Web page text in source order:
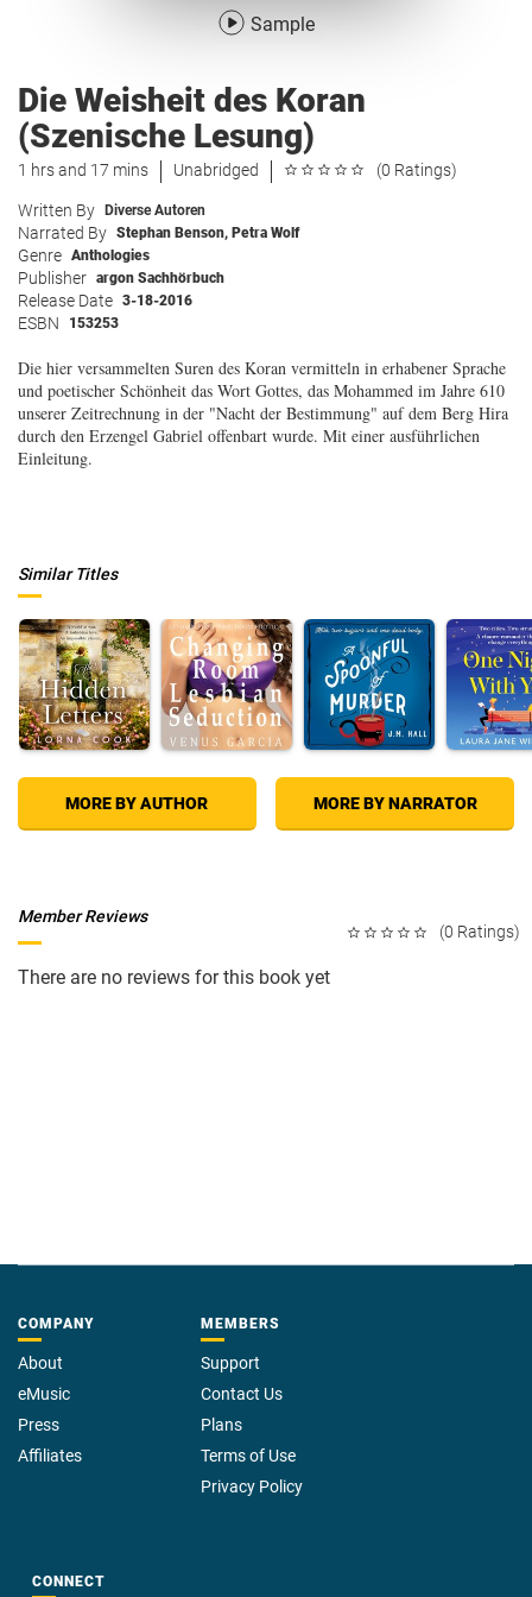
Sample
Die Weisheit des Koran
(Szenische Lesung)
1 hrs and 17 mins Unabridged (0 Ratings)
Written By Diverse Autoren
Narrated By Stephan Benson, Petra Wolf
Genre Anthologies
Publisher argon Sachhörbuch
Release Date 3-18-2016
ESBN 153253
Die hier versammelten Suren des Koran vermitteln in erhabener Sprache
und poetischer Schönheit das Wort Gottes, das Mohammed im Jahre 610
unserer Zeitrechnung in der "Nacht der Bestimmung" auf dem Berg Hira
durch den Erzengel Gabriel offenbart wurde. Mit einer ausführlichen
Einleitung.
Similar Titles
MORE BY AUTHOR MORE BY NARRATOR
(0 Ratings)
Member Reviews
There are no reviews for this book yet
COMPANY
About
eMusic
Press
Affiliates
MEMBERS
Support
Contact Us
Plans
Terms of Use
Privacy Policy
CONNECT